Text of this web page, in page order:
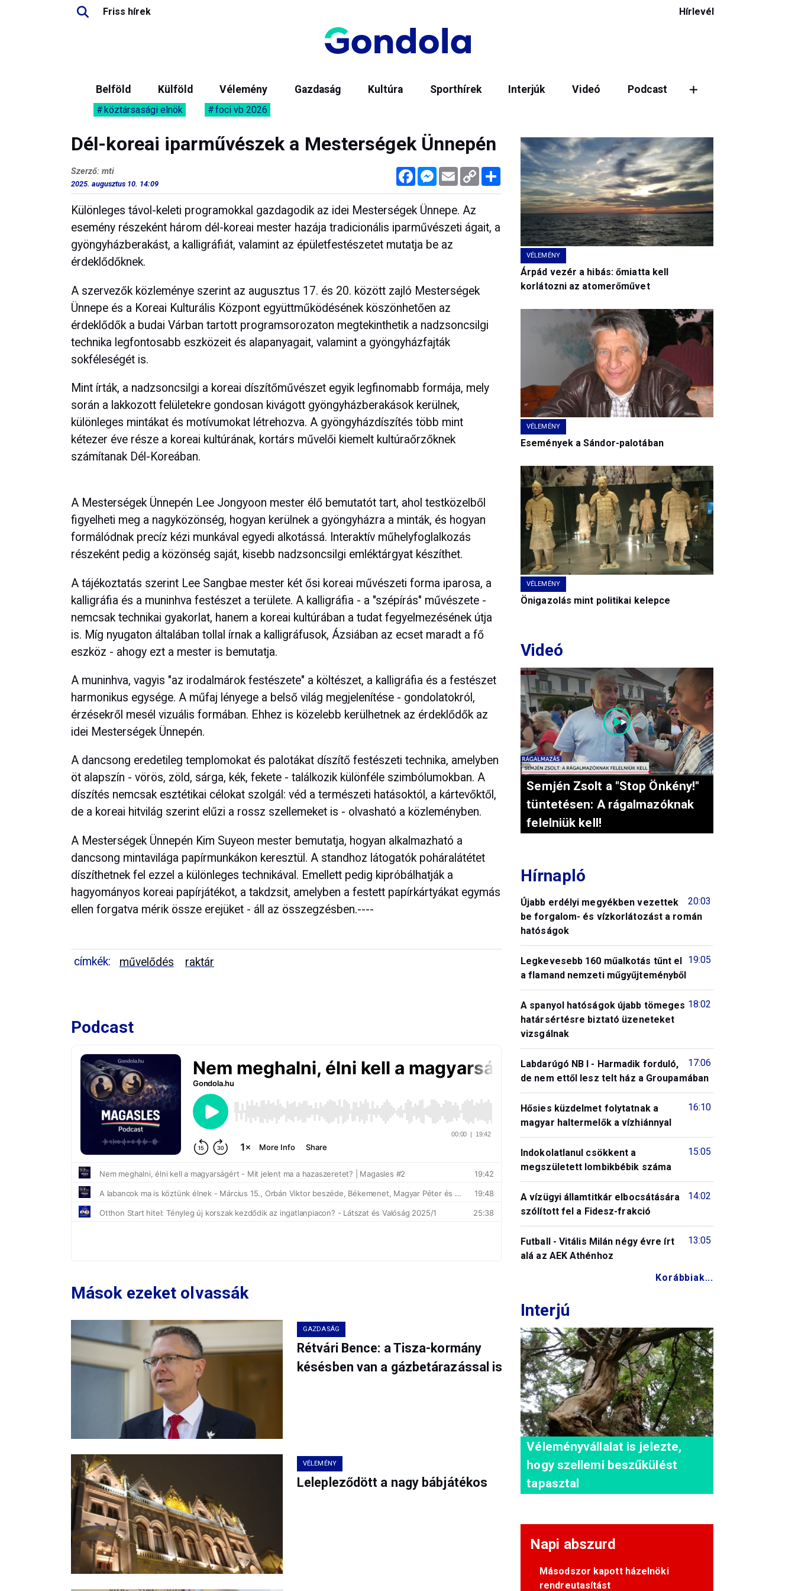
Friss hírek Hírlevél
Belföld Külföld Vélemény Gazdaság Kultúra Sporthírek Interjúk Videó Podcast
köztársasági elnök foci vb 2026
Dél-koreai iparművészek a Mesterségek Ünnepén
FacebookMessenger
Email Copy
Link
Megosztás
Szerző: mti
2025. augusztus 10. 14:09
Különleges távol-keleti programokkal gazdagodik az idei Mesterségek Ünnepe. Az
esemény részeként három dél-koreai mester hazája tradicionális iparművészeti ágait, a
gyöngyházberakást, a kalligráfiát, valamint az épületfestészetet mutatja be az
érdeklődőknek.
A szervezők közleménye szerint az augusztus 17. és 20. között zajló Mesterségek
Ünnepe és a Koreai Kulturális Központ együttműködésének köszönhetően az
érdeklődők a budai Várban tartott programsorozaton megtekinthetik a nadzsoncsilgi
technika legfontosabb eszközeit és alapanyagait, valamint a gyöngyházfajták
sokféleségét is.
Mint írták, a nadzsoncsilgi a koreai díszítőművészet egyik legfinomabb formája, mely
során a lakkozott felületekre gondosan kivágott gyöngyházberakások kerülnek,
különleges mintákat és motívumokat létrehozva. A gyöngyházdíszítés több mint
kétezer éve része a koreai kultúrának, kortárs művelői kiemelt kultúraőrzőknek
számítanak Dél-Koreában.
A Mesterségek Ünnepén Lee Jongyoon mester élő bemutatót tart, ahol testközelből
figyelheti meg a nagyközönség, hogyan kerülnek a gyöngyházra a minták, és hogyan
formálódnak precíz kézi munkával egyedi alkotássá. Interaktív műhelyfoglalkozás
részeként pedig a közönség saját, kisebb nadzsoncsilgi emléktárgyat készíthet.
A tájékoztatás szerint Lee Sangbae mester két ősi koreai művészeti forma iparosa, a
kalligráfia és a muninhva festészet a területe. A kalligráfia - a "szépírás" művészete -
nemcsak technikai gyakorlat, hanem a koreai kultúrában a tudat fegyelmezésének útja
is. Míg nyugaton általában tollal írnak a kalligráfusok, Ázsiában az ecset maradt a fő
eszköz - ahogy ezt a mester is bemutatja.
A muninhva, vagyis "az irodalmárok festészete" a költészet, a kalligráfia és a festészet
harmonikus egysége. A műfaj lényege a belső világ megjelenítése - gondolatokról,
érzésekről mesél vizuális formában. Ehhez is közelebb kerülhetnek az érdeklődők az
idei Mesterségek Ünnepén.
A dancsong eredetileg templomokat és palotákat díszítő festészeti technika, amelyben
öt alapszín - vörös, zöld, sárga, kék, fekete - találkozik különféle szimbólumokban. A
díszítés nemcsak esztétikai célokat szolgál: véd a természeti hatásoktól, a kártevőktől,
de a koreai hitvilág szerint elűzi a rossz szellemeket is - olvasható a közleményben.
A Mesterségek Ünnepén Kim Suyeon mester bemutatja, hogyan alkalmazható a
dancsong mintavilága papírmunkákon keresztül. A standhoz látogatók poháralátétet
díszíthetnek fel ezzel a különleges technikával. Emellett pedig kipróbálhatják a
hagyományos koreai papírjátékot, a takdzsit, amelyben a festett papírkártyákat egymás
ellen forgatva mérik össze erejüket - áll az összegzésben.----
címkék: művelődés raktár
Podcast
Mások ezeket olvassák
GAZDASÁG
Rétvári Bence: a Tisza-kormány
késésben van a gázbetárazással is
VÉLEMÉNY
Lelepleződött a nagy bábjátékos
VÉLEMÉNY
Árpád vezér a hibás: őmiatta kell
korlátozni az atomerőművet
VÉLEMÉNY
Események a Sándor-palotában
VÉLEMÉNY
Önigazolás mint politikai kelepce
Videó
Semjén Zsolt a "Stop Önkény!"
tüntetésen: A rágalmazóknak
felelniük kell!
Hírnapló
20:03
Újabb erdélyi megyékben vezettek
be forgalom- és vízkorlátozást a román
hatóságok
19:05
Legkevesebb 160 műalkotás tűnt el
a flamand nemzeti műgyűjteményből
18:02
A spanyol hatóságok újabb tömeges
határsértésre biztató üzeneteket
vizsgálnak
17:06
Labdarúgó NB I - Harmadik forduló,
de nem ettől lesz telt ház a Groupamában
16:10
Hősies küzdelmet folytatnak a
magyar haltermelők a vízhiánnyal
15:05
Indokolatlanul csökkent a
megszületett lombikbébik száma
14:02
A vízügyi államtitkár elbocsátására
szólított fel a Fidesz-frakció
13:05
Futball - Vitális Milán négy évre írt
alá az AEK Athénhoz
Korábbiak...
Interjú
Véleményvállalat is jelezte,
hogy szellemi beszűkülést
tapasztal
Napi abszurd
Másodszor kapott házelnöki
rendreutasítást